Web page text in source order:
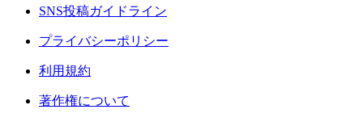
SNS投稿ガイドライン
プライバシーポリシー
利用規約
著作権について